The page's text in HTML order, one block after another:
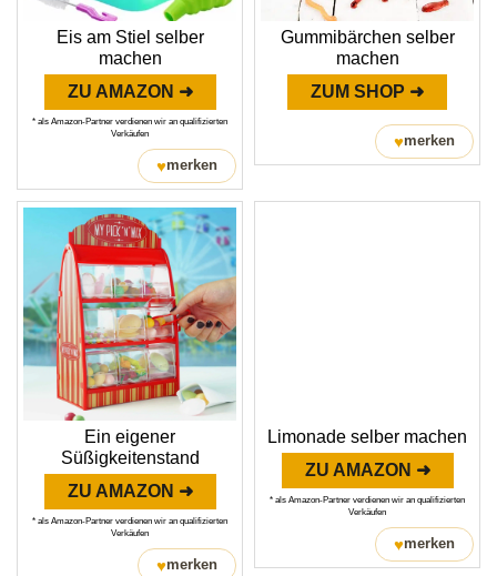
Eis am Stiel selber
machen
ZU AMAZON ➜
* als Amazon-Partner verdienen wir an qualifizierten
Verkäufen
♥merken
Gummibärchen selber
machen
ZUM SHOP ➜
♥merken
Ein eigener
Süßigkeitenstand
ZU AMAZON ➜
* als Amazon-Partner verdienen wir an qualifizierten
Verkäufen
♥merken
Limonade selber machen
ZU AMAZON ➜
* als Amazon-Partner verdienen wir an qualifizierten
Verkäufen
♥merken